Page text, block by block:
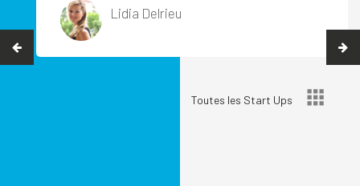
Lidia Delrieu
Toutes les Start Ups